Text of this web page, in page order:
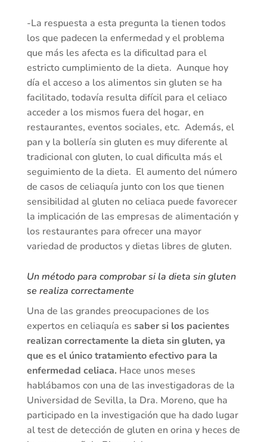
-La respuesta a esta pregunta la tienen todos
los que padecen la enfermedad y el problema
que más les afecta es la dificultad para el
estricto cumplimiento de la dieta. Aunque hoy
día el acceso a los alimentos sin gluten se ha
facilitado, todavía resulta difícil para el celiaco
acceder a los mismos fuera del hogar, en
restaurantes, eventos sociales, etc. Además, el
pan y la bollería sin gluten es muy diferente al
tradicional con gluten, lo cual dificulta más el
seguimiento de la dieta. El aumento del número
de casos de celiaquía junto con los que tienen
sensibilidad al gluten no celiaca puede favorecer
la implicación de las empresas de alimentación y
los restaurantes para ofrecer una mayor
variedad de productos y dietas libres de gluten.
Un método para comprobar si la dieta sin gluten
se realiza correctamente
Una de las grandes preocupaciones de los
expertos en celiaquía es saber si los pacientes
realizan correctamente la dieta sin gluten, ya
que es el único tratamiento efectivo para la
enfermedad celiaca. Hace unos meses
hablábamos con una de las investigadoras de la
Universidad de Sevilla, la Dra. Moreno, que ha
participado en la investigación que ha dado lugar
al test de detección de gluten en orina y heces de